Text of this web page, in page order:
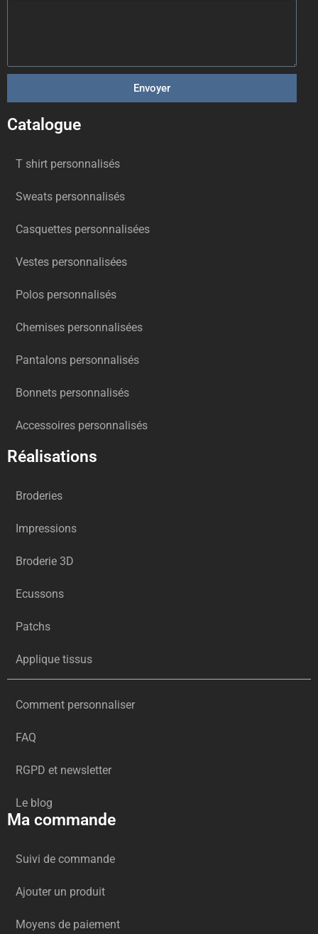
Envoyer
Catalogue
T shirt personnalisés
Sweats personnalisés
Casquettes personnalisées
Vestes personnalisées
Polos personnalisés
Chemises personnalisées
Pantalons personnalisés
Bonnets personnalisés
Accessoires personnalisés
Réalisations
Broderies
Impressions
Broderie 3D
Ecussons
Patchs
Applique tissus
Comment personnaliser
FAQ
RGPD et newsletter
Le blog
Ma commande
Suivi de commande
Ajouter un produit
Moyens de paiement